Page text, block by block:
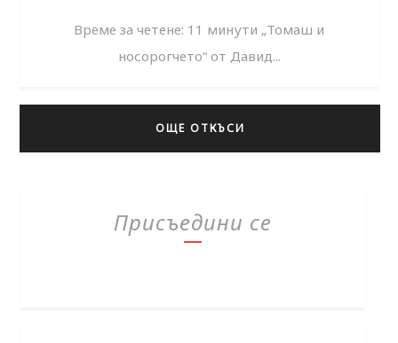
Време за четене: 11 минути „Томаш и
носорогчето“ от Давид...
ОЩЕ ОТКЪСИ
Присъедини се